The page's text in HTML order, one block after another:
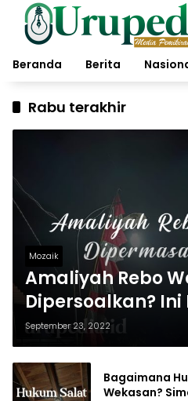
Langsung
konten
Beranda
Berita
Rabu terakhir
Mozaik
Amaliyah Rebo
Dipersoalkan?
September 23, 2022
Bagaimana
Wekasan?